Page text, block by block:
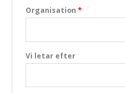
Organisation *
Vi letar efter
Marknadsföring
this one.